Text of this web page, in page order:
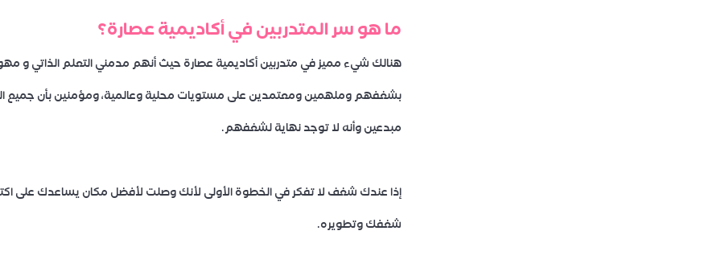
ما هو سر المتدربين في أكاديمية عصارة؟
هنالك شيء مميز في متدربين أكاديمية عصارة حيث أنهم مدمني التعلم الذاتي و
بشغفهم وملهمين ومعتمدين على مستويات محلية وعالمية، ومؤمنين بأن جميع
مبدعين وأنه لا توجد نهاية لشغفهم.
إذا عندك شغف لا تفكر في الخطوة الأولى لأنك وصلت لأفضل مكان يساعدك على
شغفك وتطويره.